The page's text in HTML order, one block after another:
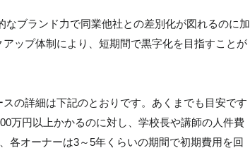
ブランド力で同業他社との差別化が図れるのに加
ップ体制により、短期間で黒字化を目指すことが
の詳細は下記のとおりです。あくまでも目安です
万円以上かかるのに対し、学校長や講師の人件費
各オーナーは3～5年くらいの期間で初期費用を回